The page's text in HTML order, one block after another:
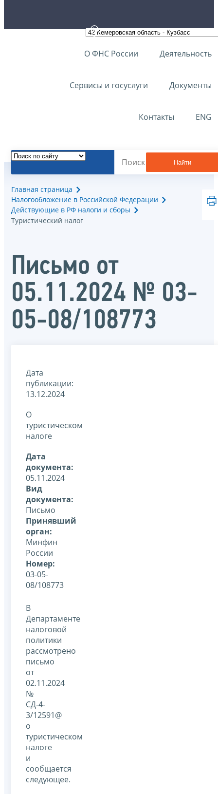
О ФНС России Деятельность
Сервисы и госуслуги Документы
Контакты ENG
Найти
Главная страница
Налогообложение в Российской Федерации
Действующие в РФ налоги и сборы
Туристический налог
Письмо от
05.11.2024 № 03-
05-08/108773
Дата
публикации:
13.12.2024
О
туристическом
налоге
Дата
документа:
05.11.2024
Вид
документа:
Письмо
Принявший
орган:
Минфин
России
Номер:
03-05-
08/108773
В
Департаменте
налоговой
политики
рассмотрено
письмо
от
02.11.2024
№
СД-4-
3/12591@
о
туристическом
налоге
и
сообщается
следующее.